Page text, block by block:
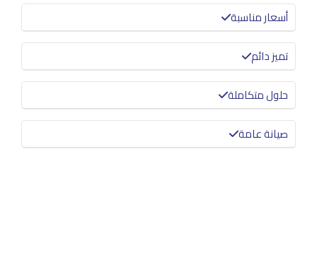
أسعار مناسبة
تميز دائم
حلول متكاملة
صيانة عامة